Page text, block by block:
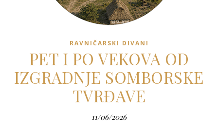
RAVNIČARSKI DIVANI
PET I PO VEKOVA OD
IZGRADNJE SOMBORSKE
TVRĐAVE
11/06/2026